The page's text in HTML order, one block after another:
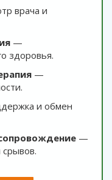
врача и
—
здоровья.
—
и обмен
—